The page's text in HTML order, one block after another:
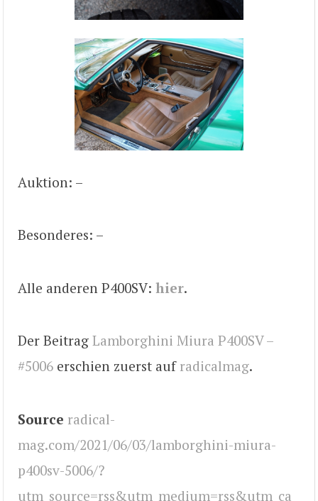
Auktion: –
Besonderes: –
Alle anderen P400SV: hier.
Der Beitrag Lamborghini Miura P400SV –
#5006 erschien zuerst auf radicalmag.
Source radical-
mag.com/2021/06/03/lamborghini-miura-
p400sv-5006/?
utm_source=rss&utm_medium=rss&utm_ca